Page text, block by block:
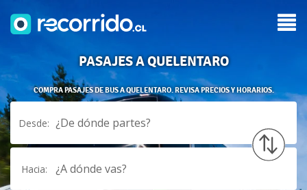
PASAJES A QUELENTARO
COMPRA PASAJES DE BUS A QUELENTARO. REVISA PRECIOS Y HORARIOS.
Desde: ¿De dónde partes?
Hacia: ¿A dónde vas?